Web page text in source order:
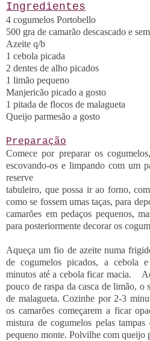
Ingredientes
4 cogumelos Portobello
500 gra de camarão descascado e
Azeite q/b
1 cebola picada
2 dentes de alho picados
1 limão pequeno
Manjericão picado a gosto
1 pitada de flocos de malagueta
Queijo parmesão a gosto
Preparação
Comece por preparar os
escovando-os e limpando com um
reserve Coloque
tabuleiro, que possa ir ao forno,
como se fossem umas taças, para
camarões em pedaços pequenos,
para posteriormente decorar os
Aqueça um fio de azeite numa
de cogumelos picados, a cebola
minutos até a cebola ficar macia.
pouco de raspa da casca de limão,
de malagueta. Cozinhe por 2-3
os camarões começarem a ficar
mistura de cogumelos pelas
pequeno monte.Polvilhe com